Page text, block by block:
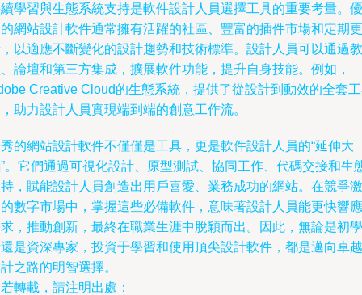
學習與生態系統支持是軟件設計人員選擇工具的重要考量。優
網站設計軟件通常擁有活躍的社區、豐富的插件市場和定期更
以適應不斷變化的設計趨勢和技術標準。設計人員可以通過教
論壇和第三方集成，擴展軟件功能，提升自身技能。例如，
Creative Cloud的生態系統，提供了從設計到動效的全套
助力設計人員實現端到端的創意工作流。
的網站設計軟件不僅僅是工具，更是軟件設計人員的“延伸大
。它們通過可視化設計、原型測試、協同工作、代碼交接和生
，賦能設計人員創造出用戶喜愛、業務成功的網站。在競爭激
數字市場中，掌握這些必備軟件，意味著設計人員能更快響應
，推動創新，最終在職業生涯中脫穎而出。因此，無論是初學
是資深專家，投資于學習和使用頂尖設計軟件，都是邁向卓越
之路的明智選擇。
轉載，請注明出處：